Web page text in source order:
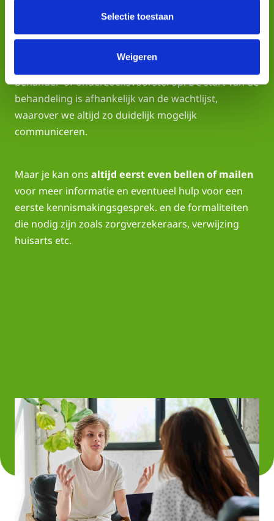
Selectie toestaan
Weigeren
3. Start behandeling
Op basis van het intakegesprek stellen we een
behandel- of onderzoeksvoorstel op. De start van de
behandeling is afhankelijk van de wachtlijst,
waarover we altijd zo duidelijk mogelijk
communiceren.
Maar je kan ons altijd eerst even bellen of mailen
voor meer informatie en eventueel hulp voor een
eerste kennismakingsgesprek. en de formaliteiten
die nodig zijn zoals zorgverzekeraars, verwijzing
huisarts etc.